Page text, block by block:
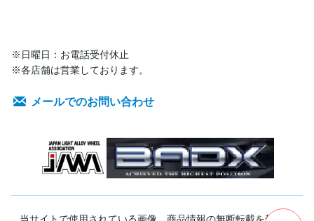
※日曜日：お電話受付休止
※各店舗は営業しております。
メールでのお問い合わせ